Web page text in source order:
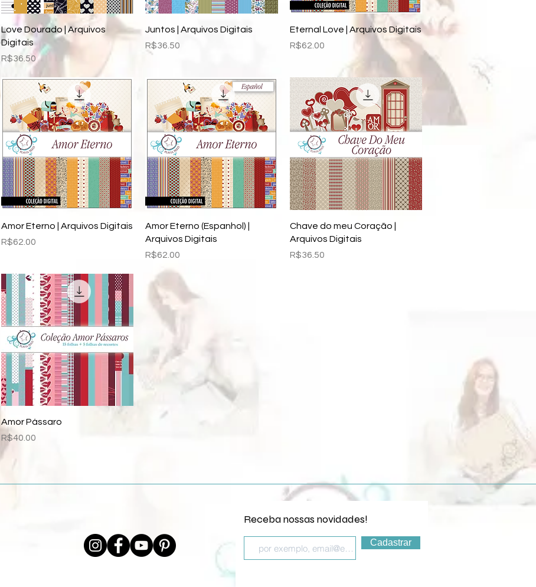
Quick View
Love Dourado | Arquivos
Digitais
Price
R$36.50
Quick View
Juntos | Arquivos Digitais
Price
R$36.50
Quick View
Eternal Love | Arquivos Digitais
Price
R$62.00
Quick View
Amor Eterno | Arquivos Digitais
Price
R$62.00
Quick View
Amor Eterno (Espanhol) |
Arquivos Digitais
Price
R$62.00
Quick View
Chave do meu Coração |
Arquivos Digitais
Price
R$36.50
Quick View
Amor Pássaro
Price
R$40.00
Receba nossas novidades!
Cadastrar